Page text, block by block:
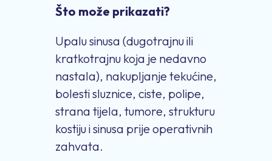
Što može prikazati?
Upalu sinusa (dugotrajnu ili
kratkotrajnu koja je nedavno
nastala), nakupljanje tekućine,
bolesti sluznice, ciste, polipe,
strana tijela, tumore, strukturu
kostiju i sinusa prije operativnih
zahvata.